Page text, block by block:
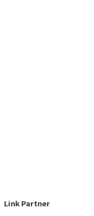
Link Partner